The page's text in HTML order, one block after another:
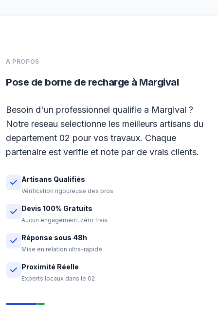
A PROPOS
Pose de borne de recharge à Margival
Besoin d'un professionnel qualifie a Margival ?
Notre reseau selectionne les meilleurs artisans du
departement 02 pour vos travaux. Chaque
partenaire est verifie et note par de vrais clients.
Artisans Qualifiés
Vérification rigoureuse des pros
Devis 100% Gratuits
Aucun engagement, zéro frais
Réponse sous 48h
Mise en relation ultra-rapide
Proximité Réelle
Experts locaux dans le 02